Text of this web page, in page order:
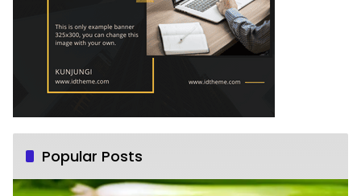
Popular Posts